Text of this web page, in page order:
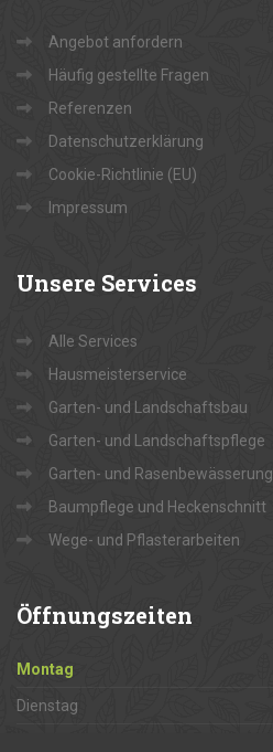
Angebot anfordern
Häufig gestellte Fragen
Referenzen
Datenschutzerklärung
Cookie-Richtlinie (EU)
Impressum
Unsere Services
Alle Services
Hausmeisterservice
Garten- und Landschaftsbau
Garten- und Landschaftspflege
Garten- und Rasenbewässerung
Baumpflege und Heckenschnitt
Wege- und Pflasterarbeiten
Öffnungszeiten
Montag
Dienstag